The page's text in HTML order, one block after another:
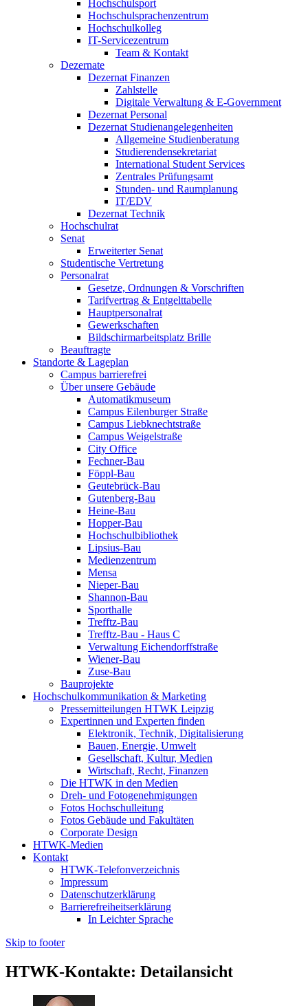
Hochschulsport
Hochschulsprachenzentrum
Hochschulkolleg
IT-Servicezentrum
Team & Kontakt
Dezernate
Dezernat Finanzen
Zahlstelle
Digitale Verwaltung & E-Government
Dezernat Personal
Dezernat Studienangelegenheiten
Allgemeine Studienberatung
Studierendensekretariat
International Student Services
Zentrales Prüfungsamt
Stunden- und Raumplanung
IT/EDV
Dezernat Technik
Hochschulrat
Senat
Erweiterter Senat
Studentische Vertretung
Personalrat
Gesetze, Ordnungen & Vorschriften
Tarifvertrag & Entgelttabelle
Hauptpersonalrat
Gewerkschaften
Bildschirmarbeitsplatz Brille
Beauftragte
Standorte & Lageplan
Campus barrierefrei
Über unsere Gebäude
Automatikmuseum
Campus Eilenburger Straße
Campus Liebknechtstraße
Campus Weigelstraße
City Office
Fechner-Bau
Föppl-Bau
Geutebrück-Bau
Gutenberg-Bau
Heine-Bau
Hopper-Bau
Hochschulbibliothek
Lipsius-Bau
Medienzentrum
Mensa
Nieper-Bau
Shannon-Bau
Sporthalle
Trefftz-Bau
Trefftz-Bau - Haus C
Verwaltung Eichendorffstraße
Wiener-Bau
Zuse-Bau
Bauprojekte
Hochschulkommunikation & Marketing
Pressemitteilungen HTWK Leipzig
Expertinnen und Experten finden
Elektronik, Technik, Digitalisierung
Bauen, Energie, Umwelt
Gesellschaft, Kultur, Medien
Wirtschaft, Recht, Finanzen
Die HTWK in den Medien
Dreh- und Fotogenehmigungen
Fotos Hochschulleitung
Fotos Gebäude und Fakultäten
Corporate Design
HTWK-Medien
Kontakt
HTWK-Telefonverzeichnis
Impressum
Datenschutzerklärung
Barrierefreiheitserklärung
In Leichter Sprache
Skip to footer
HTWK-Kontakte: Detailansicht